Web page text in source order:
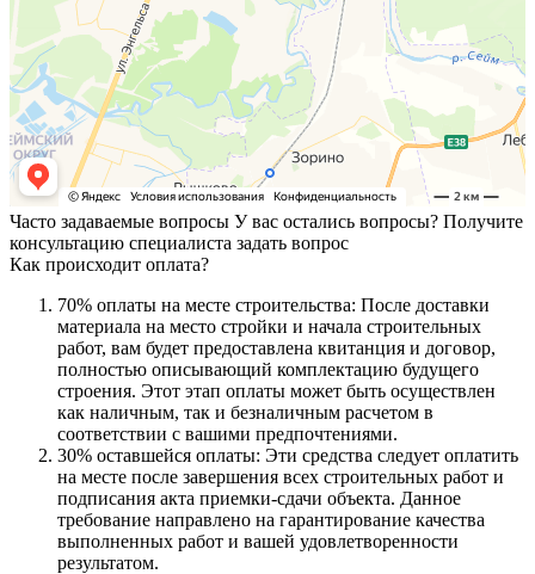
Часто задаваемые вопросы У вас остались вопросы? Получите
консультацию специалиста задать вопрос
Как происходит оплата?
70% оплаты на месте строительства: После доставки
материала на место стройки и начала строительных
работ, вам будет предоставлена квитанция и договор,
полностью описывающий комплектацию будущего
строения. Этот этап оплаты может быть осуществлен
как наличным, так и безналичным расчетом в
соответствии с вашими предпочтениями.
30% оставшейся оплаты: Эти средства следует оплатить
на месте после завершения всех строительных работ и
подписания акта приемки-сдачи объекта. Данное
требование направлено на гарантирование качества
выполненных работ и вашей удовлетворенности
результатом.